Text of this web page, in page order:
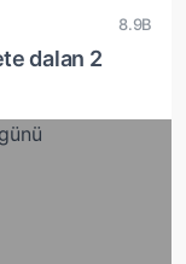
8.9B
dalan 2